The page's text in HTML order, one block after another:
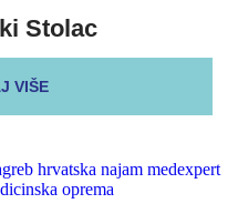
Stolac
VIŠE